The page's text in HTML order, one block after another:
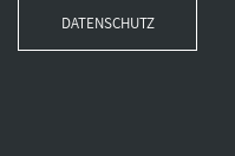
DATENSCHUTZ